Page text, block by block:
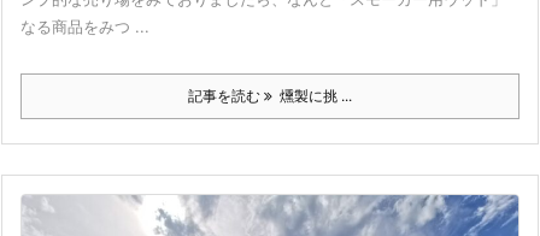
なる商品をみつ ...
記事を読む 燻製に挑 ...